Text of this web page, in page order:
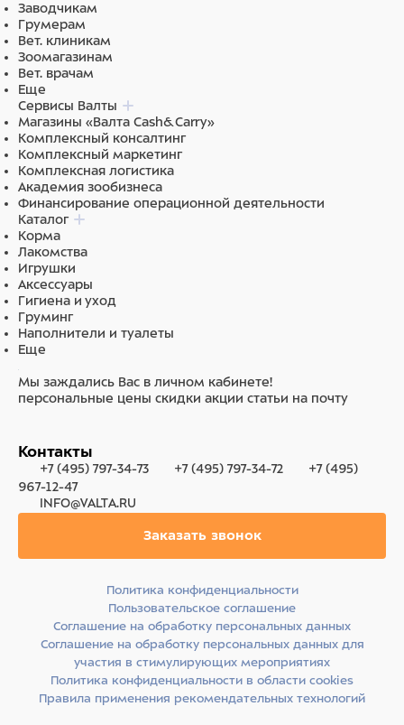
Заводчикам
Грумерам
Вет. клиникам
Зоомагазинам
Вет. врачам
Еще
Сервисы Валты
Магазины «Валта Cash&Carry»
Комплексный консалтинг
Комплексный маркетинг
Комплексная логистика
Академия зообизнеса
Финансирование операционной деятельности
Каталог
Корма
Лакомства
Игрушки
Аксессуары
Гигиена и уход
Груминг
Наполнители и туалеты
Еще
Мы заждались Вас в личном кабинете!
персональные цены скидки акции статьи на почту
Контакты
+7 (495) 797-34-73 +7 (495) 797-34-72
+7 (495)
967-12-47
INFO@VALTA.RU
Заказать звонок
Политика конфиденциальности
Пользовательское соглашение
Соглашение на обработку персональных данных
Соглашение на обработку персональных данных для
участия в стимулирующих мероприятиях
Политика конфиденциальности в области cookies
Правила применения рекомендательных технологий